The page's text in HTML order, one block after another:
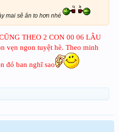
mai sẽ ăn to hơn nhé
THEO 2 CON 00 06 LÂU
vẹn ngon tuyệt hè. Theo minh
đó ban nghĩ sao